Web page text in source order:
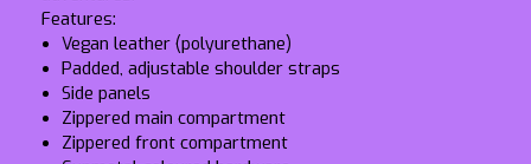
Features:
Vegan leather (polyurethane)
Padded, adjustable shoulder straps
Side panels
Zippered main compartment
Zippered front compartment